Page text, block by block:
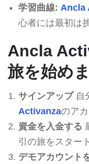
学習曲線: Ancla
心者には最初は
Ancla
旅を始め
サインアップ自
Activanzaのア
資金を入金する
引の旅をスター
デモアカウント